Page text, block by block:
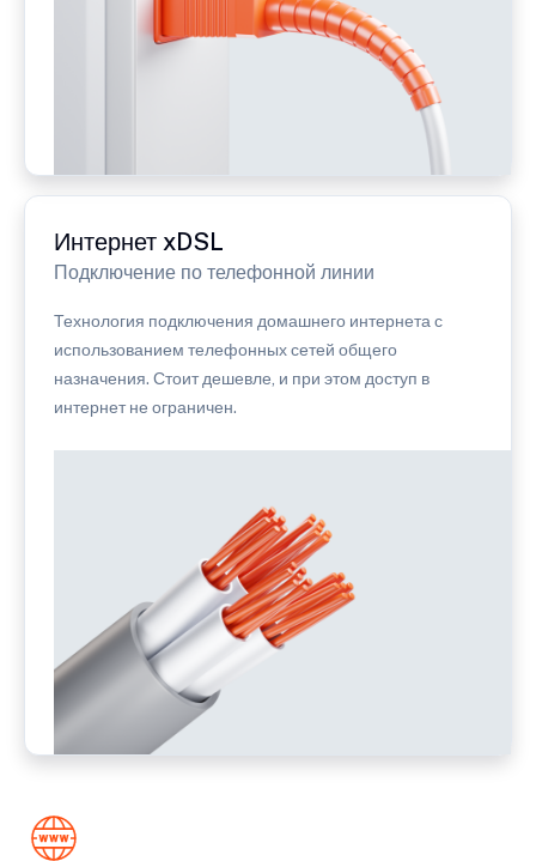
Интернет xDSL
Подключение по телефонной линии
Технология подключения домашнего интернета с
использованием телефонных сетей общего
назначения. Стоит дешевле, и при этом доступ в
интернет не ограничен.